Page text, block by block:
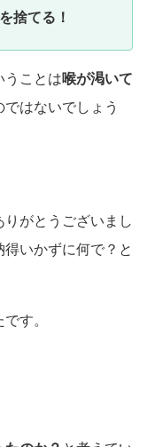
捨てる！
うことは喉が渇いて
はないでしょう
がとうございまし
いかずに何で？と
す。